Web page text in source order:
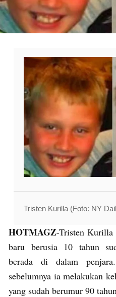
Tristen Kurilla (Foto: NY
HOTMAGZ-Tristen Kurilla
baru berusia 10 tahun
berada di dalam
sebelumnya ia melakukan
yang sudah berumur 90